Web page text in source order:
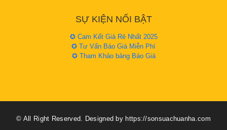
SỰ KIỆN NỔI BẬT
✪ Cam Kết Giá Rẻ Nhất 2025
✪ Tư Vấn Báo Giá Miễn Phí
✪ Tham Khảo bảng Báo Giá
© All Right Reserved. Designed by https://sonsuachuanha.com